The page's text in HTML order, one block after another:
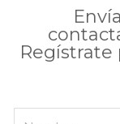
Regístrate